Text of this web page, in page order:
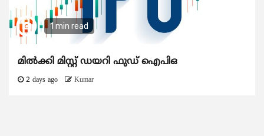
1 min read
മിൽക്കി മിസ്റ്റ് ഡയറി ഫുഡ് ഐപിഒ
2 days ago Kumar